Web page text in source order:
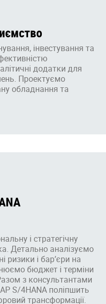
інвестування та
додатки для
Проектуємо
обладнання та
і стратегічну
Детально аналізуємо
ризики і бар’єри на
бюджет і терміни
з консультантами
S/4HANA поліпшить
трансформації.